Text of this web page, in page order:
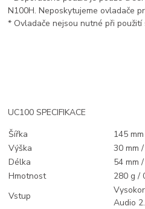
N100H. Neposkytujeme ovladače
* Ovladače nejsou nutné při
UC100 SPECIFIKACE
Šířka
145
Výška
30 mm
Délka
54 mm
Hmotnost
280 g /
Vstup
Audio